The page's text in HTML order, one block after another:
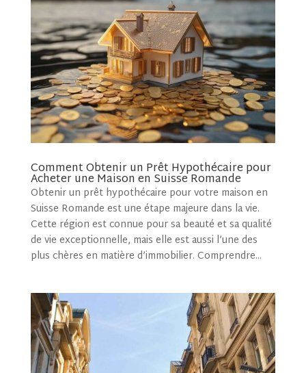
Comment Obtenir un Prêt Hypothécaire pour
Acheter une Maison en Suisse Romande
Obtenir un prêt hypothécaire pour votre maison en
Suisse Romande est une étape majeure dans la vie.
Cette région est connue pour sa beauté et sa qualité
de vie exceptionnelle, mais elle est aussi l’une des
plus chères en matière d’immobilier. Comprendre...